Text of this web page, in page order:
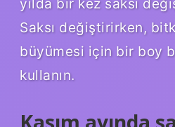
Saksı değiştirirken,
büyümesi için bir boy
kullanın.